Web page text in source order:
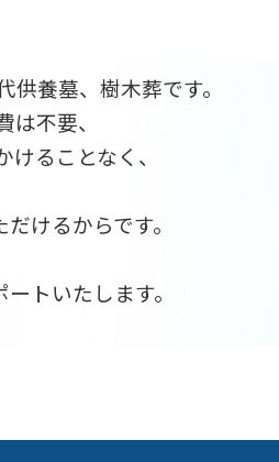
養墓、樹木葬です。
不要、
ることなく、
けるからです。
トいたします。